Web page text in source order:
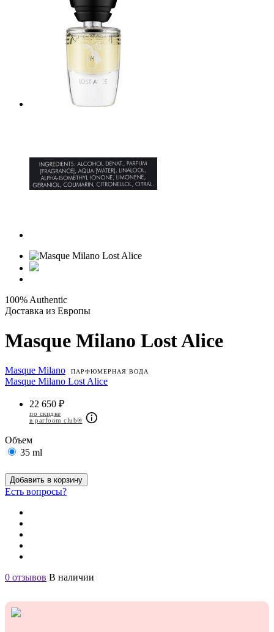
100% Authentic
Доставка из Европы
Masque Milano Lost Alice
Masque Milano ПАРФЮМЕРНАЯ ВОДА
Masque Milano Lost Alice
22 650 ₽
по скидке
в parfoom club®
Объем
35 ml
Добавить в корзину
Есть вопросы?
0 отзывов В наличии